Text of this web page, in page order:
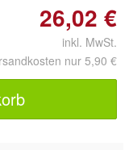
26,02 €
inkl. MwSt.
nur 5,90 €